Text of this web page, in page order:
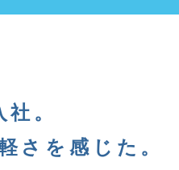
。
さを感じた。